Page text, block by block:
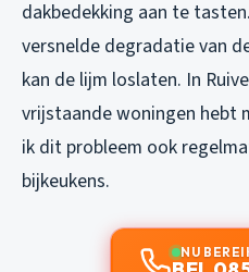
dakbedekking aan te
versnelde degradatie van
kan de lijm loslaten. In
vrijstaande woningen hebt
ik dit probleem ook
bijkeukens.
NU